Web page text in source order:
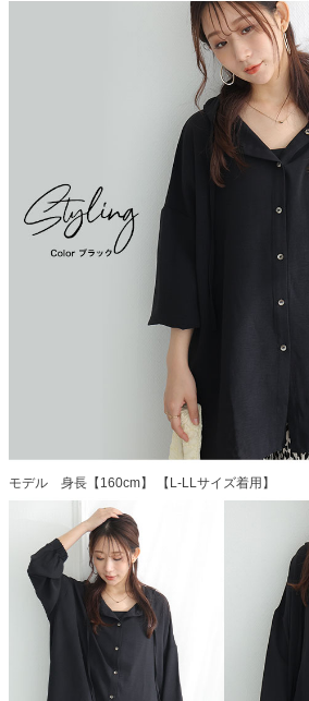
モデル 身長【160cm】 【L-LLサイズ着用】